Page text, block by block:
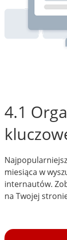
4.1
miesiąca w
internautów.
na Twojej